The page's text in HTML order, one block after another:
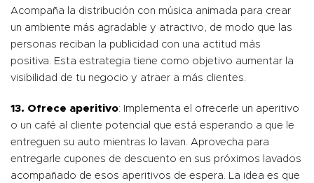
Acompaña la distribución con música animada para crear
un ambiente más agradable y atractivo, de modo que las
personas reciban la publicidad con una actitud más
positiva. Esta estrategia tiene como objetivo aumentar la
visibilidad de tu negocio y atraer a más clientes.
13. Ofrece aperitivo: Implementa el ofrecerle un aperitivo
o un café al cliente potencial que está esperando a que le
entreguen su auto mientras lo lavan. Aprovecha para
entregarle cupones de descuento en sus próximos lavados
acompañado de esos aperitivos de espera. La idea es que